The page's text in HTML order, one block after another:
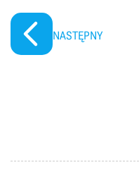
NASTĘPNY